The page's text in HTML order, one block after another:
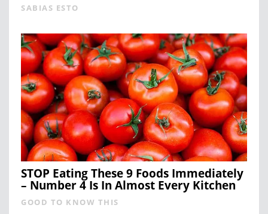
SABIAS ESTO
STOP Eating These 9 Foods Immediately
– Number 4 Is In Almost Every Kitchen
GOOD TO KNOW THIS